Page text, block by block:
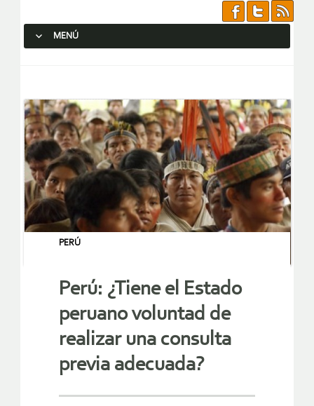
MENÚ
PERÚ
Perú: ¿Tiene el Estado
peruano voluntad de
realizar una consulta
previa adecuada?